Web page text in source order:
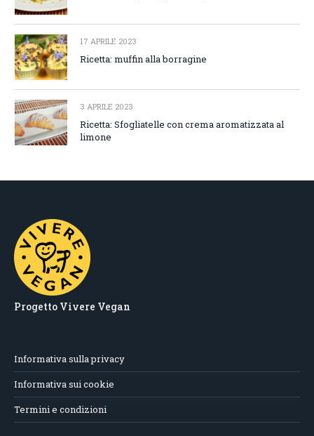
17 APRILE 2023
Ricetta: muffin alla borragine
3 APRILE 2023
Ricetta: Sfogliatelle con crema aromatizzata al
limone
Progetto Vivere Vegan
Informativa sulla privacy
Informativa sui cookie
Termini e condizioni